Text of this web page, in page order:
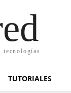
tecnologías
TUTORIALES